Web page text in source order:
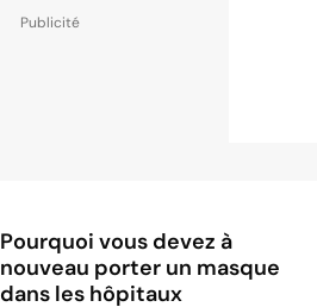
Pourquoi vous devez à
nouveau porter un masque
dans les hôpitaux